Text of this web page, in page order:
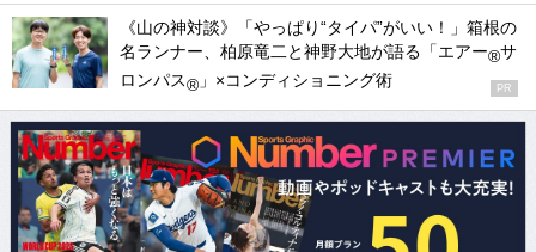
《山の神対談》「やっぱり“タイパ”がいい！」箱根の
名ランナー、柏原竜二と神野大地が語る「エアー®サ
ロンパス® 」×コンディショニング術 PR